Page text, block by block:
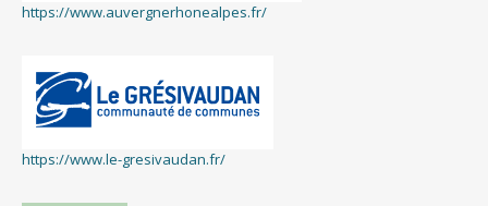
https://www.auvergnerhonealpes.fr/
https://www.le-gresivaudan.fr/